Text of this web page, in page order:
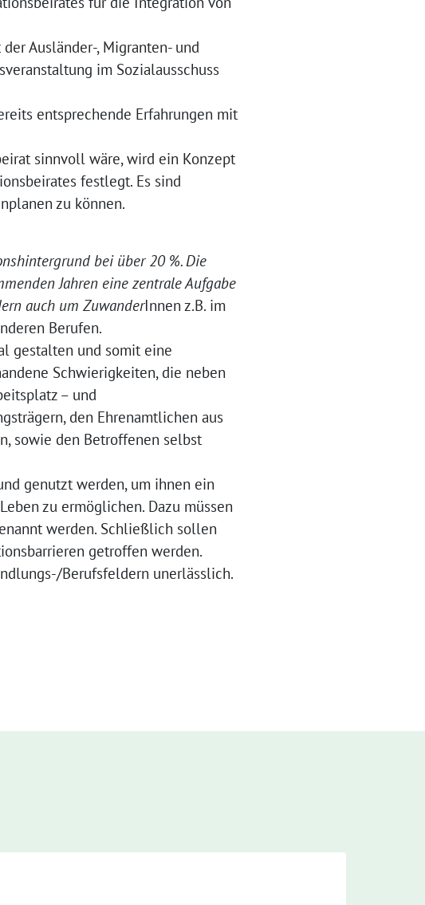
Ausländer-, Migranten- und
im Sozialausschuss
entsprechende Erfahrungen mit
sinnvoll wäre, wird ein Konzept
festlegt. Es sind
zu können.
bei über 20 %. Die
Jahren eine zentrale Aufgabe
auch um ZuwanderInnen z.B. im
Berufen.
gestalten und somit eine
Schwierigkeiten, die neben
– und
den Ehrenamtlichen aus
sowie den Betroffenen selbst
genutzt werden, um ihnen ein
zu ermöglichen. Dazu müssen
werden. Schließlich sollen
getroffen werden.
Berufsfeldern unerlässlich.